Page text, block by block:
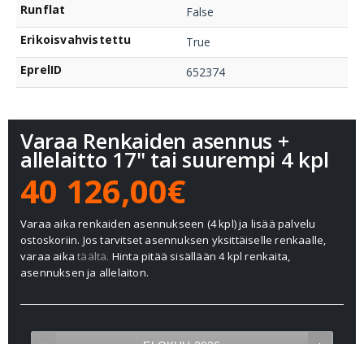
Runflat
False
Erikoisvahvistettu
True
EprelID
652374
Varaa Renkaiden asennus +
allelaitto 17" tai suurempi 4 kpl
40 126,00€
Varaa aika renkaiden asennukseen (4 kpl) ja lisää palvelu
ostoskoriin. Jos tarvitset asennuksen yksittäiselle renkaalle,
varaa aikatäältä. Hinta pitää sisällään 4 kpl renkaita,
asennuksen ja allelaiton.